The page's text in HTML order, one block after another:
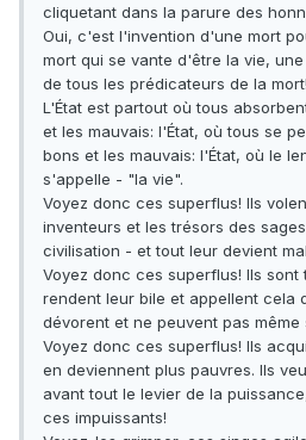
cliquetant dans la parure des
Oui, c'est l'invention d'une mort
mort qui se vante d'être la vie,
de tous les prédicateurs de la mort!
L'État est partout où tous
et les mauvais: l'État, où tous se
bons et les mauvais: l'État, où le
s'appelle - "la vie".
Voyez donc ces superflus! Ils
inventeurs et les trésors des
civilisation - et tout leur devient
Voyez donc ces superflus! Ils sont
rendent leur bile et appellent cela
dévorent et ne peuvent pas même
Voyez donc ces superflus! Ils
en deviennent plus pauvres. Ils
avant tout le levier de la
ces impuissants!